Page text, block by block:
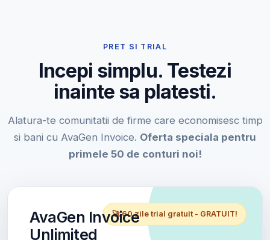
PRET SI TRIAL
Incepi simplu. Testezi
inainte sa platesti.
Alatura-te comunitatii de firme care economisesc timp
si bani cu AvaGen Invoice. Oferta speciala pentru
primele 50 de conturi noi!
🚀 60 zile trial gratuit - GRATUIT!
AvaGen Invoice
Unlimited